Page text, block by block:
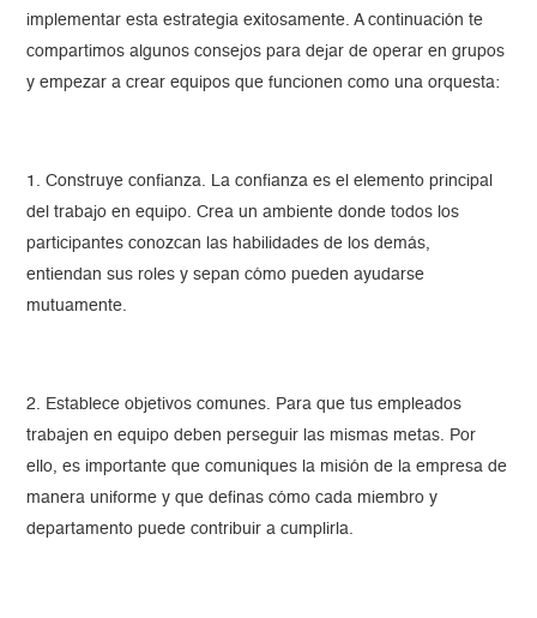
implementar esta estrategia exitosamente. A continuación te
compartimos algunos consejos para dejar de operar en grupos
y empezar a crear equipos que funcionen como una orquesta:
1. Construye confianza. La confianza es el elemento principal
del trabajo en equipo. Crea un ambiente donde todos los
participantes conozcan las habilidades de los demás,
entiendan sus roles y sepan cómo pueden ayudarse
mutuamente.
2. Establece objetivos comunes. Para que tus empleados
trabajen en equipo deben perseguir las mismas metas. Por
ello, es importante que comuniques la misión de la empresa de
manera uniforme y que definas cómo cada miembro y
departamento puede contribuir a cumplirla.